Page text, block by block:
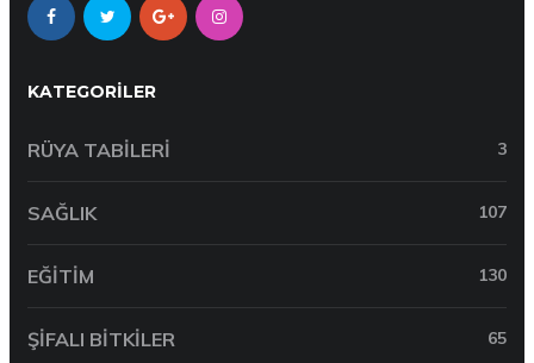
KATEGORILER
RÜYA TABILERI 3
SAĞLIK 107
EĞITIM 130
ŞIFALI BITKILER 65